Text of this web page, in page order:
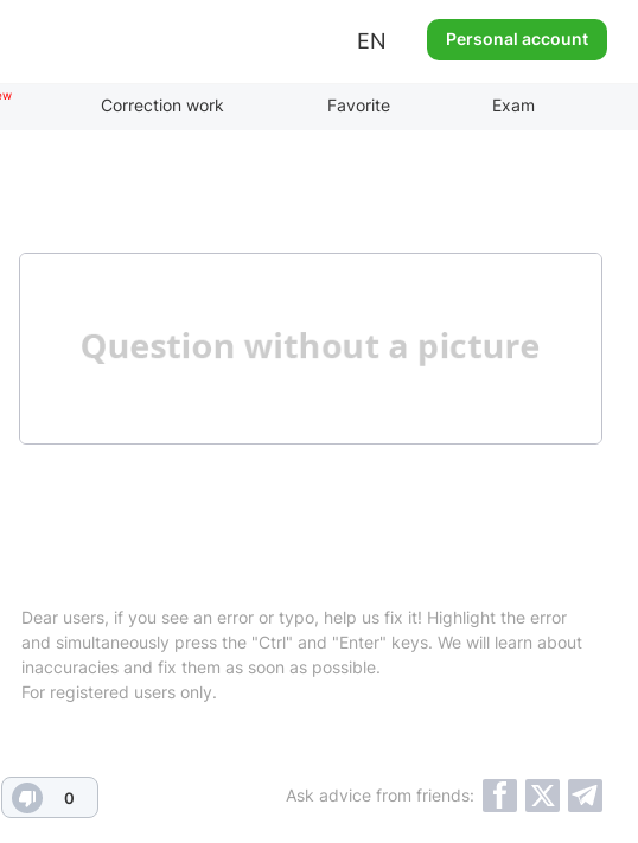
EN Personal account
Correction work Favorite Exam
Dear users, if you see an error or typo, help us fix it! Highlight the error
and simultaneously press the "Ctrl" and "Enter" keys. We will learn about
inaccuracies and fix them as soon as possible.
For registered users only.
0 Ask advice from friends: